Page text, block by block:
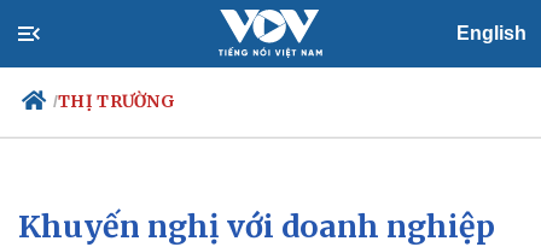
English
/THỊ TRƯỜNG
Chính trị
Xã hội
Khuyến nghị với doanh nghiệp